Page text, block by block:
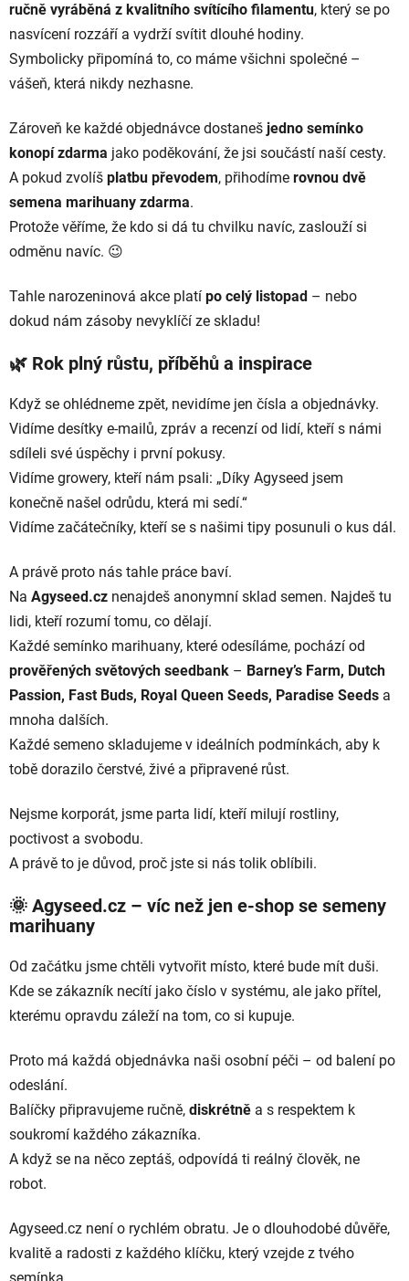
ručně vyráběná z kvalitního svítícího filamentu, který se po
nasvícení rozzáří a vydrží svítit dlouhé hodiny.
Symbolicky připomíná to, co máme všichni společné –
vášeň, která nikdy nezhasne.
Zároveň ke každé objednávce dostaneš jedno semínko
konopí zdarma jako poděkování, že jsi součástí naší cesty.
A pokud zvolíš platbu převodem, přihodíme rovnou dvě
semena marihuany zdarma.
Protože věříme, že kdo si dá tu chvilku navíc, zaslouží si
odměnu navíc. 😉
Tahle narozeninová akce platí po celý listopad – nebo
dokud nám zásoby nevyklíčí ze skladu!
🌿 Rok plný růstu, příběhů a inspirace
Když se ohlédneme zpět, nevidíme jen čísla a objednávky.
Vidíme desítky e-mailů, zpráv a recenzí od lidí, kteří s námi
sdíleli své úspěchy i první pokusy.
Vidíme growery, kteří nám psali: „Díky Agyseed jsem
konečně našel odrůdu, která mi sedí.“
Vidíme začátečníky, kteří se s našimi tipy posunuli o kus dál.
A právě proto nás tahle práce baví.
Na Agyseed.cz nenajdeš anonymní sklad semen. Najdeš tu
lidi, kteří rozumí tomu, co dělají.
Každé semínko marihuany, které odesíláme, pochází od
prověřených světových seedbank – Barney’s Farm, Dutch
Passion, Fast Buds, Royal Queen Seeds, Paradise Seeds a
mnoha dalších.
Každé semeno skladujeme v ideálních podmínkách, aby k
tobě dorazilo čerstvé, živé a připravené růst.
Nejsme korporát, jsme parta lidí, kteří milují rostliny,
poctivost a svobodu.
A právě to je důvod, proč jste si nás tolik oblíbili.
🌞 Agyseed.cz – víc než jen e-shop se semeny
marihuany
Od začátku jsme chtěli vytvořit místo, které bude mít duši.
Kde se zákazník necítí jako číslo v systému, ale jako přítel,
kterému opravdu záleží na tom, co si kupuje.
Proto má každá objednávka naši osobní péči – od balení po
odeslání.
Balíčky připravujeme ručně, diskrétně a s respektem k
soukromí každého zákazníka.
A když se na něco zeptáš, odpovídá ti reálný člověk, ne
robot.
Agyseed.cz není o rychlém obratu. Je o dlouhodobé důvěře,
kvalitě a radosti z každého klíčku, který vzejde z tvého